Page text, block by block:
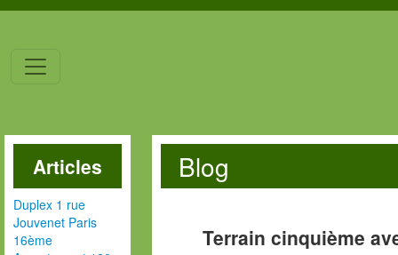
Articles
Duplex 1 rue
Jouvenet Paris
16ème
Blog
Terrain cinquième